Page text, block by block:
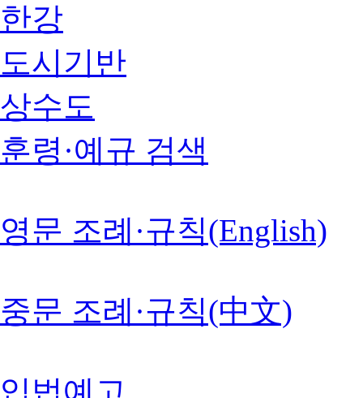
한강
도시기반
상수도
훈령·예규 검색
영문 조례·규칙(English)
중문 조례·규칙(中文)